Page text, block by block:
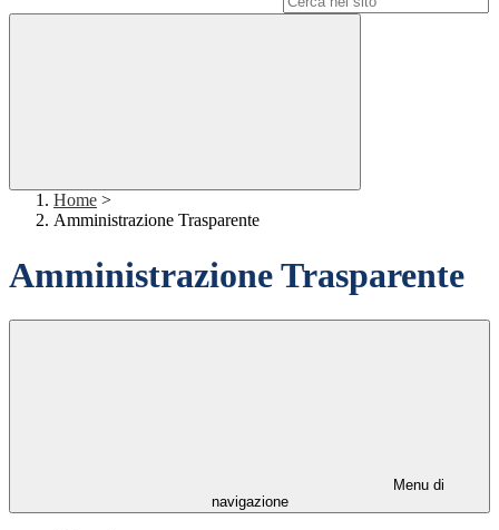
Home >
Amministrazione Trasparente
Amministrazione Trasparente
Menu di
navigazione